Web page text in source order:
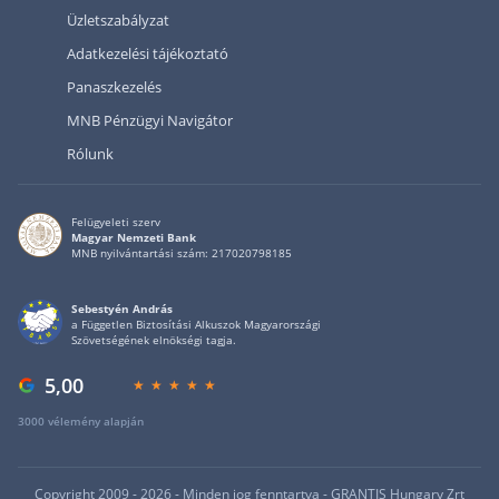
Üzletszabályzat
Adatkezelési tájékoztató
Panaszkezelés
MNB Pénzügyi Navigátor
Rólunk
Felügyeleti szerv
Magyar Nemzeti Bank
MNB nyilvántartási szám: 217020798185
Sebestyén András
a Független Biztosítási Alkuszok Magyarországi
Szövetségének elnökségi tagja.
5,00
3000 vélemény alapján
Copyright 2009 - 2026 - Minden jog fenntartva - GRANTIS Hungary Zrt